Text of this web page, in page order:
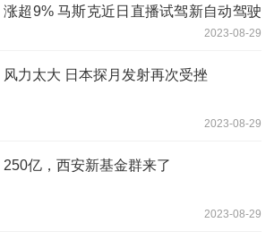
涨超9% 马斯克近日直播试驾新自动驾驶
2023-08-29
风力太大 日本探月发射再次受挫
2023-08-29
250亿，西安新基金群来了
2023-08-29